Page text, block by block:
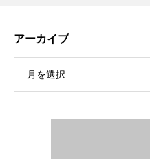
アーカイブ
月を選択